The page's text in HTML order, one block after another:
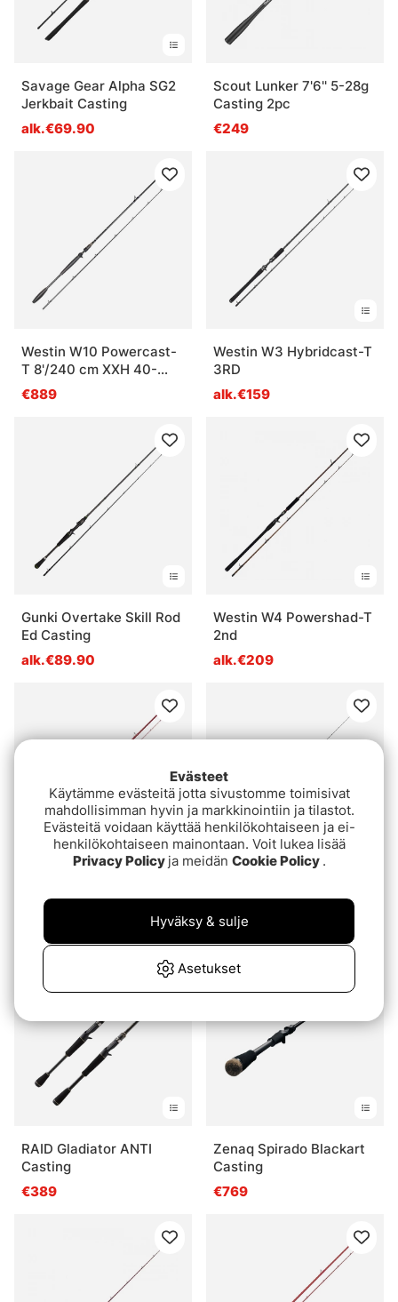
Savage Gear Alpha SG2
Jerkbait Casting
alk.€69.90
Scout Lunker 7'6'' 5-28g
Casting 2pc
€249
Westin W10 Powercast-
T 8'/240 cm XXH 40-
150g
€889
Westin W3 Hybridcast-T
3RD
alk.€159
Gunki Overtake Skill Rod
Ed Casting
alk.€89.90
Westin W4 Powershad-T
2nd
alk.€209
T 2nd
B65 Finesse
€709
RAID Gladiator ANTI
Casting
€389
Zenaq Spirado Blackart
Casting
€769
Evästeet
Käytämme evästeitä jotta sivustomme toimisivat
mahdollisimman hyvin ja markkinointiin ja tilastot.
Evästeitä voidaan käyttää henkilökohtaiseen ja ei-
henkilökohtaiseen mainontaan. Voit lukea lisää
Privacy Policy ja meidän Cookie Policy .
Asetukset
Hyväksy & sulje